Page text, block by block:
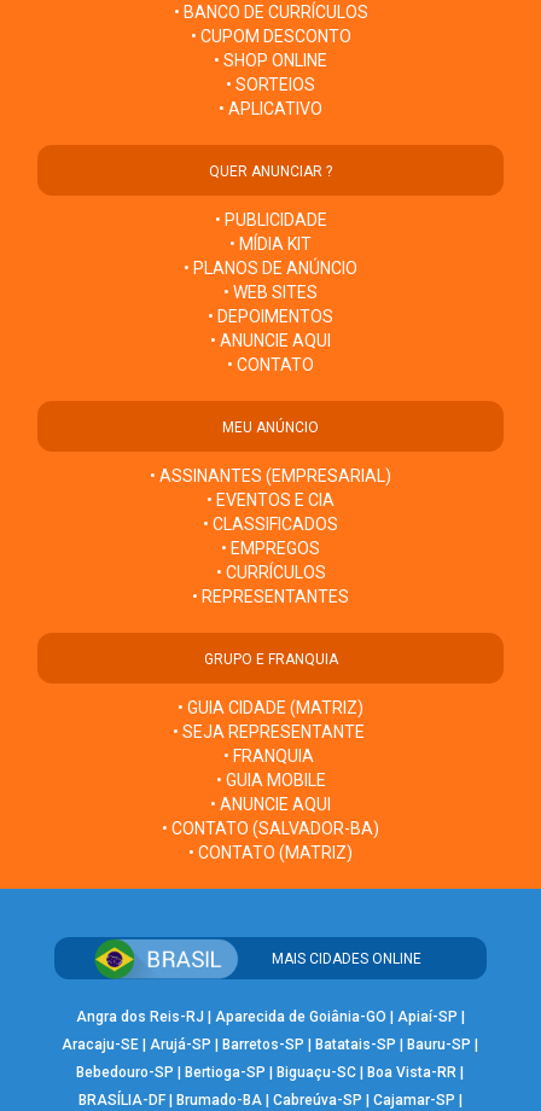
• BANCO DE CURRÍCULOS
• CUPOM DESCONTO
• SHOP ONLINE
• SORTEIOS
• APLICATIVO
QUER ANUNCIAR ?
• PUBLICIDADE
• MÍDIA KIT
• PLANOS DE ANÚNCIO
• WEB SITES
• DEPOIMENTOS
• ANUNCIE AQUI
• CONTATO
MEU ANÚNCIO
• ASSINANTES (EMPRESARIAL)
• EVENTOS E CIA
• CLASSIFICADOS
• EMPREGOS
• CURRÍCULOS
• REPRESENTANTES
GRUPO E FRANQUIA
• GUIA CIDADE (MATRIZ)
• SEJA REPRESENTANTE
• FRANQUIA
• GUIA MOBILE
• ANUNCIE AQUI
• CONTATO (SALVADOR-BA)
• CONTATO (MATRIZ)
MAIS CIDADES ONLINE
Angra dos Reis-RJ Aparecida de Goiânia-GO Apiaí-SP
Aracaju-SE |Arujá-SP Barretos-SP Batatais-SP Bauru-SP
Bebedouro-SP
Bertioga-SP Biguaçu-SC Boa Vista-RR
BRASÍLIA-DF| Brumado-BA| Cabreúva-SP Cajamar-SP